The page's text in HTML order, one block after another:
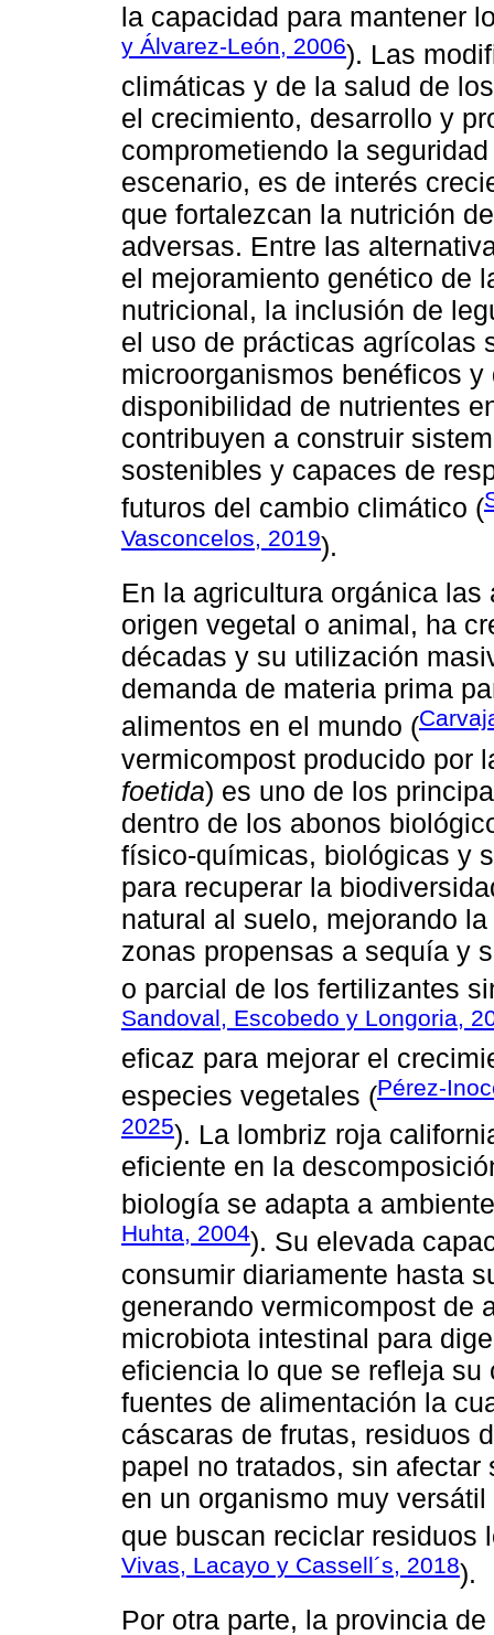
la capacidad para mantener
y Álvarez-León, 2006). Las
climáticas y de la salud de
el crecimiento, desarrollo y
comprometiendo la
escenario, es de interés
que fortalezcan la nutrición
adversas. Entre las
el mejoramiento genético de
nutricional, la inclusión de
el uso de prácticas agrícolas
microorganismos benéficos
disponibilidad de nutrientes
contribuyen a construir
sostenibles y capaces de
futuros del cambio climático (
Vasconcelos, 2019).
En la agricultura orgánica
origen vegetal o animal, ha
décadas y su utilización
demanda de materia prima
alimentos en el mundo (
vermicompost producido por
foetida) es uno de los
dentro de los abonos
físico-químicas, biológicas y
para recuperar la
natural al suelo, mejorando
zonas propensas a sequía y
o parcial de los fertilizantes
Sandoval, Escobedo y Longoria,
eficaz para mejorar el
especies vegetales (Pérez-
2025). La lombriz roja
eficiente en la
biología se adapta a
Huhta, 2004). Su elevada
consumir diariamente hasta
generando vermicompost de
microbiota intestinal para
eficiencia lo que se refleja
fuentes de alimentación la
cáscaras de frutas, residuos
papel no tratados, sin
en un organismo muy
que buscan reciclar residuos
Vivas, Lacayo y Cassell´s, 2018).
Por otra parte, la provincia